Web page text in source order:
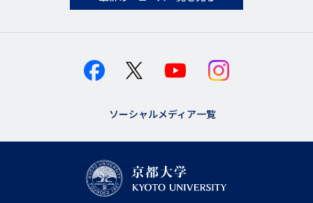
ソーシャルメディア一覧